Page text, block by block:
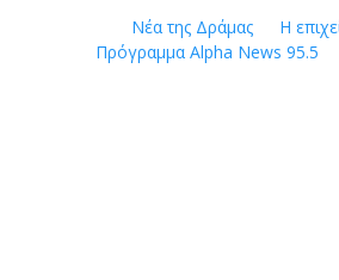
Νέα της Δράμας
Η
Πρόγραμμα Alpha News 95.5